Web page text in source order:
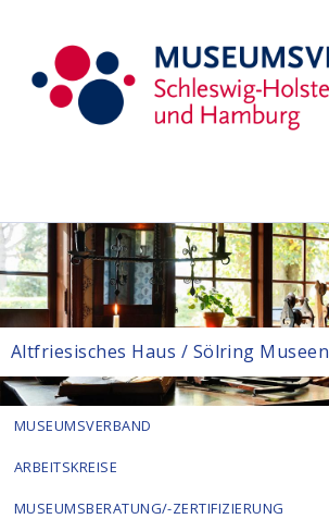
Altfriesisches Haus / Sölring Museen
MUSEUMSVERBAND
ARBEITSKREISE
MUSEUMSBERATUNG/-ZERTIFIZIERUNG